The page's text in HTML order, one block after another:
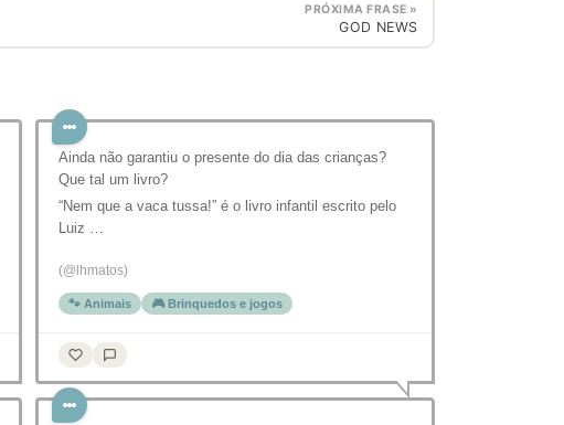
PRÓXIMA FRASE »
GOD NEWS
Ainda não garantiu o presente do dia das crianças?
Que tal um livro?
“Nem que a vaca tussa!” é o livro infantil escrito pelo
Luiz …
(@lhmatos)
🐾 Animais 🎮 Brinquedos e jogos